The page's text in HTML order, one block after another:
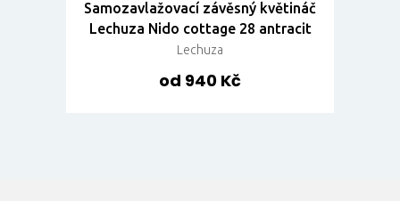
Samozavlažovací závěsný květináč
Lechuza Nido cottage 28 antracit
Lechuza
od 940 Kč